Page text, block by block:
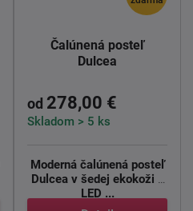
Čalúnená posteľ
Dulcea
od 278,00 €
Skladom > 5 ks
Moderná čalúnená posteľ
Dulcea v šedej ekokoži s
LED ...